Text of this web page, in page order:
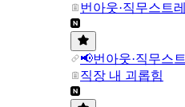
번아웃·직무스트
📢번아웃·직무스
직장 내 괴롭힘